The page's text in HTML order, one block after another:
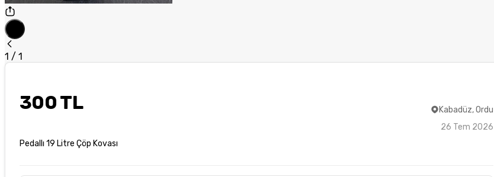
1 / 1
300 TL
Pedallı 19 Litre Çöp Kovası
Kabadüz, Ordu
26 Tem 2026